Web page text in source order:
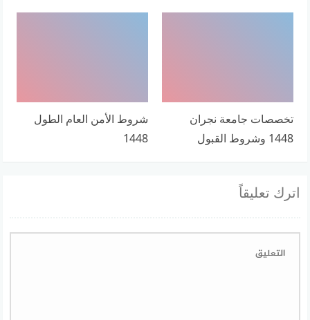
تخصصات جامعة نجران
1448 وشروط القبول
شروط الأمن العام الطول
1448
اترك تعليقاً